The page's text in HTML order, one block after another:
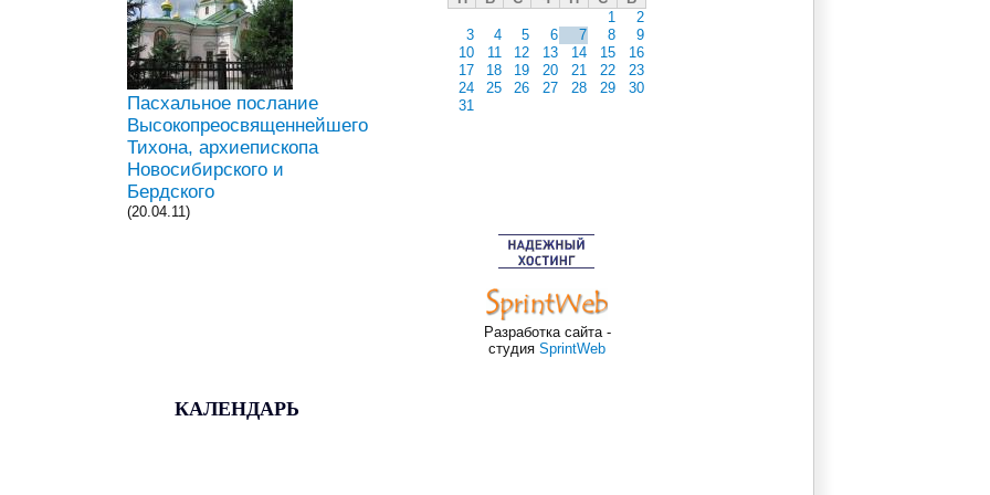
Пасхальное послание
Высокопреосвященнейшего
Тихона, архиепископа
Новосибирского и
Бердского
(20.04.11)
1
2
3
4 5 6 7 8
9
10
11 12 13 14 15
16
17
18 19 20 21 22
23
24
25 26 27 28 29
30
31
Разработка сайта -
студия SprintWeb
КАЛЕНДАРЬ